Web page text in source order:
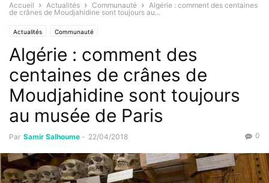
Accueil Actualités Communauté
Algérie : comment des centaines
de crânes de Moudjahidine sont toujours au...
Actualités Communauté
Algérie : comment des
centaines de crânes de
Moudjahidine sont toujours
au musée de Paris
Par Samir Salhoume - 22/04/2018 0